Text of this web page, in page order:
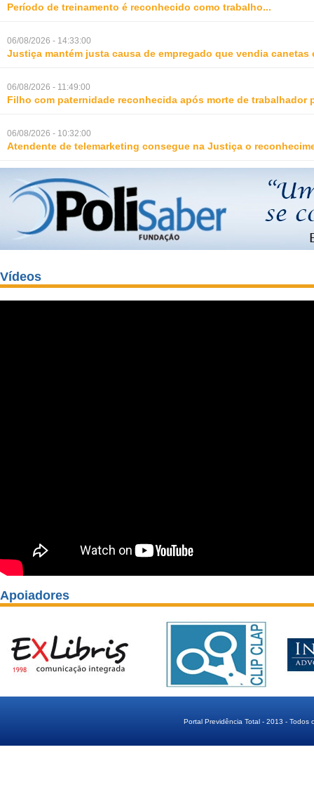
Período de treinamento é reconhecido como trabalho...
06/08/2026 - 14:33:00
Justiça mantém justa causa de empregado que vendia canetas
06/08/2026 - 11:49:00
Filho com paternidade reconhecida após morte de trabalhador
06/08/2026 - 10:32:00
Atendente de telemarketing consegue na Justiça o
Vídeos
Apoiadores
Portal Previdência Total - 2013 - Todos